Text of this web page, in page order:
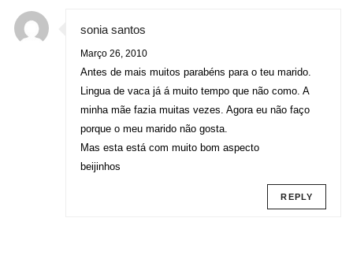
sonia santos
Março 26, 2010
Antes de mais muitos parabéns para o teu marido.
Lingua de vaca já á muito tempo que não como. A
minha mãe fazia muitas vezes. Agora eu não faço
porque o meu marido não gosta.
Mas esta está com muito bom aspecto
beijinhos
REPLY